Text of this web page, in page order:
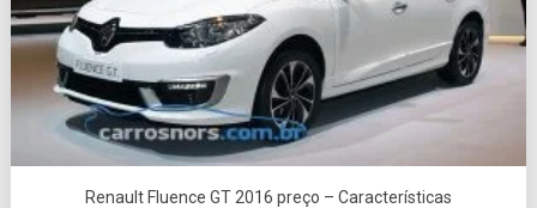
Renault Fluence GT 2016 preço – Características